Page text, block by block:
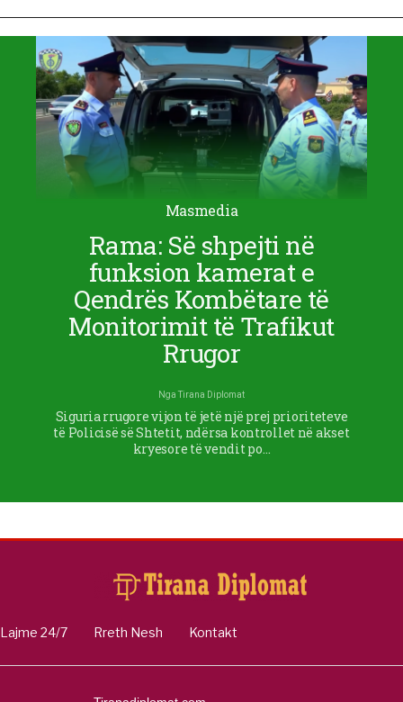
Masmedia
Rama: Së shpejti në
funksion kamerat e
Qendrës Kombëtare të
Monitorimit të Trafikut
Rrugor
NgaTirana Diplomat
Siguria rrugore vijon të jetë një prej prioriteteve
të Policisë së Shtetit, ndërsa kontrollet në akset
kryesore të vendit po…
Lajme 24/7 Rreth Nesh Kontakt